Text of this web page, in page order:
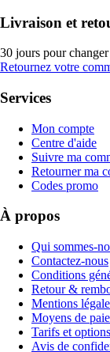
Livraison et
30 jours pour
Retournez votre
Services
Mon compte
Centre d'aide
Suivre ma
Retourner ma
Codes promo
À propos
Qui sommes-
Contactez-nous
Conditions
Retour &
Mentions
Moyens de
Tarifs et
Avis de